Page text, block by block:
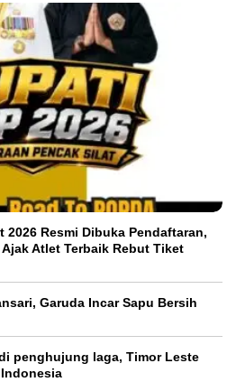
2026 Resmi Dibuka Pendaftaran,
Atlet Terbaik Rebut Tiket
Garuda Incar Sapu Bersih
penghujung laga, Timor Leste